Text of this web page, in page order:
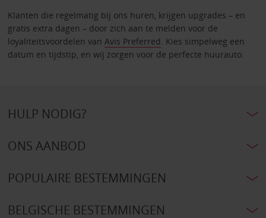
Klanten die regelmatig bij ons huren, krijgen upgrades – en
gratis extra dagen – door zich aan te melden voor de
loyaliteitsvoordelen van Avis Preferred. Kies simpelweg een
datum en tijdstip, en wij zorgen voor de perfecte huurauto.
HULP NODIG?
ONS AANBOD
POPULAIRE BESTEMMINGEN
BELGISCHE BESTEMMINGEN